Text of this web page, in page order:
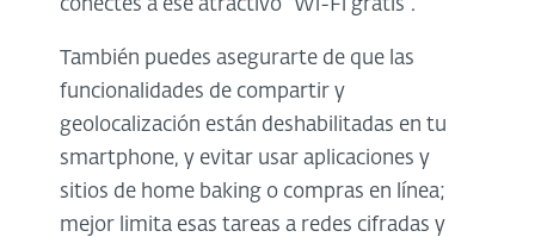
conectes a ese atractivo "Wi-Fi gratis".
También puedes asegurarte de que las
funcionalidades de compartir y
geolocalización están deshabilitadas en tu
smartphone, y evitar usar aplicaciones y
sitios de home baking o compras en línea;
mejor limita esas tareas a redes cifradas y